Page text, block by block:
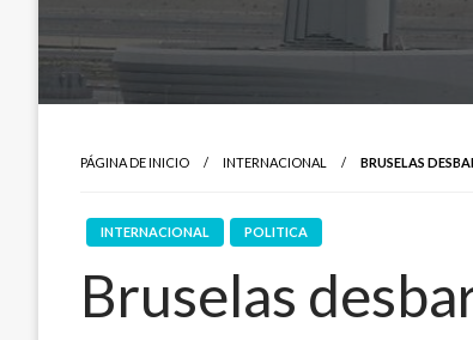
PÁGINA DE INICIO INTERNACIONAL BRUSELAS
INTERNACIONAL POLITICA
Bruselas